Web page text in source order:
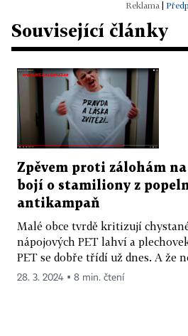
Související články
Zpěvem proti zálohám na
bojí o stamiliony z
antikampaň
Malé obce tvrdě kritizují
nápojových PET lahví a
PET se dobře třídí už dnes. A že
28. 3. 2024 ▪ 8 min. čtení